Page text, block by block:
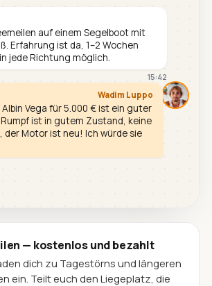
auf einem Segelboot mit
Erfahrung ist da, 1–2 Wochen
jede Richtung möglich.
15:42
Wadim Luppo
Vega für 5.000 € ist ein guter
ist in gutem Zustand, keine
der Motor ist neu! Ich würde sie
— kostenlos und bezahlt
dich zu Tagestörns und längeren
ein. Teilt euch den Liegeplatz, die